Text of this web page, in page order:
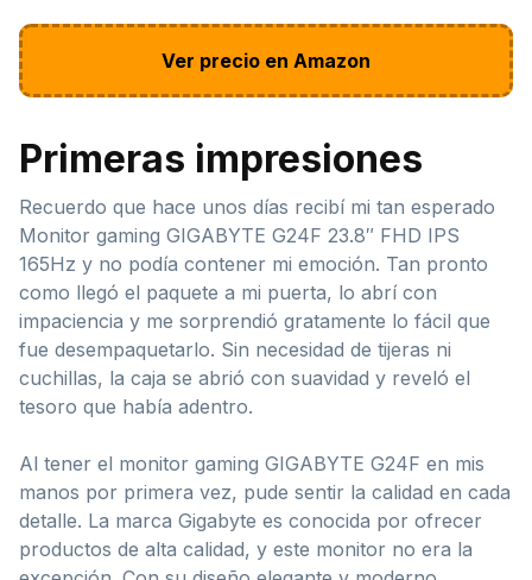
Ver precio en Amazon
Primeras impresiones
Recuerdo que hace unos días recibí mi tan esperado
Monitor gaming GIGABYTE G24F 23.8″ FHD IPS
165Hz y no podía contener mi emoción. Tan pronto
como llegó el paquete a mi puerta, lo abrí con
impaciencia y me sorprendió gratamente lo fácil que
fue desempaquetarlo. Sin necesidad de tijeras ni
cuchillas, la caja se abrió con suavidad y reveló el
tesoro que había adentro.
Al tener el monitor gaming GIGABYTE G24F en mis
manos por primera vez, pude sentir la calidad en cada
detalle. La marca Gigabyte es conocida por ofrecer
productos de alta calidad, y este monitor no era la